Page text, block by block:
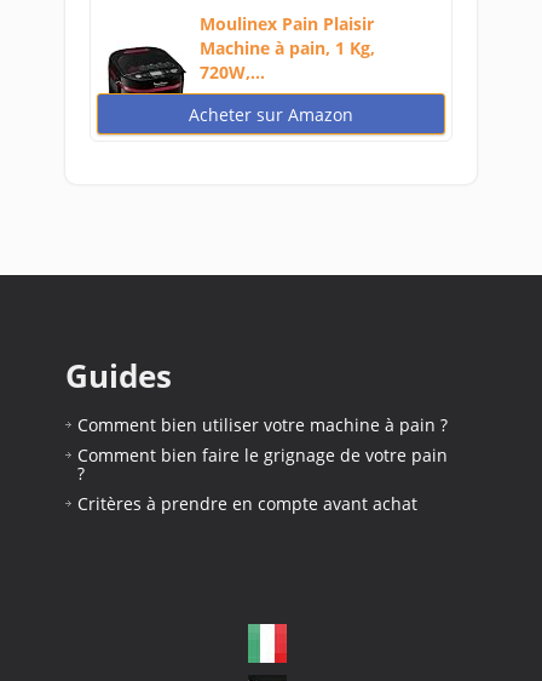
Moulinex Pain Plaisir
Machine à pain, 1 Kg,
720W,...
Acheter sur Amazon
Guides
Comment bien utiliser votre machine à pain ?
Comment bien faire le grignage de votre pain
?
Critères à prendre en compte avant achat